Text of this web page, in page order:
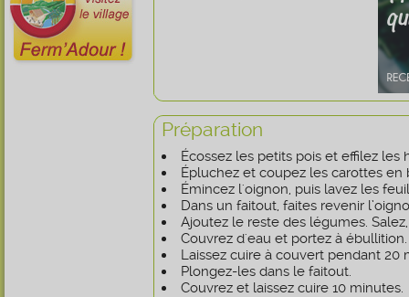
Préparation
Écossez les petits pois et effilez les
Épluchez et coupez les carottes en
Émincez l'oignon, puis lavez les
Dans un faitout, faites revenir
Ajoutez le reste des légumes.
Couvrez d'eau et portez à ébullition.
Laissez cuire à couvert pendant 20
Plongez-les dans le faitout.
Couvrez et laissez cuire 10 minutes.